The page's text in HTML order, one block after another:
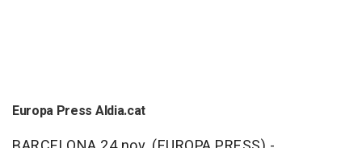
Europa Press Aldia.cat